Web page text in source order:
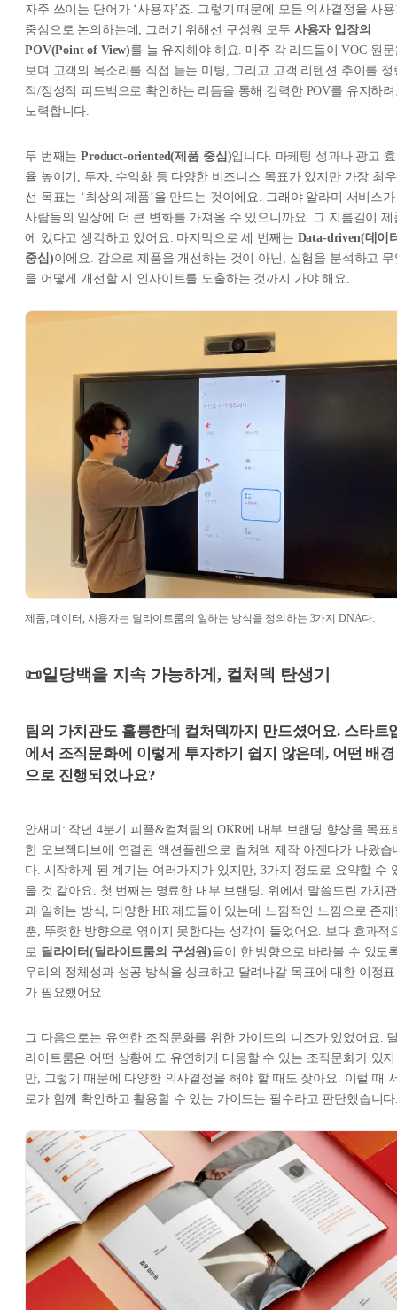
자주 쓰이는 단어가 ‘사용자’죠. 그렇기 때문에 모든 의사결정을 사
중심으로 논의하는데, 그러기 위해선 구성원 모두 사용자 입장의
POV(Point of View)를 늘 유지해야 해요. 매주 각 리드들이 VOC 원문
보며 고객의 목소리를 직접 듣는 미팅, 그리고 고객 리텐션 추이를 정
적/정성적 피드백으로 확인하는 리듬을 통해 강력한 POV를 유지하
노력합니다.
두 번째는Product-oriented(제품 중심)입니다. 마케팅 성과나 광고 효
율 높이기, 투자, 수익화 등 다양한 비즈니스 목표가 있지만 가장 최우
선 목표는 ‘최상의 제품’을 만드는 것이에요. 그래야 알라미 서비스가
사람들의 일상에 더 큰 변화를 가져올 수 있으니까요. 그 지름길이 제
에 있다고 생각하고 있어요. 마지막으로 세 번째는 Data-driven(데이
중심)이에요. 감으로 제품을 개선하는 것이 아닌, 실험을 분석하고 무
을 어떻게 개선할 지 인사이트를 도출하는 것까지 가야 해요.
제품, 데이터, 사용자는 딜라이트룸의 일하는 방식을 정의하는 3가지 DNA다.
📜일당백을 지속 가능하게, 컬처덱 탄생기
팀의 가치관도 훌륭한데 컬처덱까지 만드셨어요. 스타트
에서 조직문화에 이렇게 투자하기 쉽지 않은데, 어떤 배경
으로 진행되었나요?
안새미: 작년 4분기 피플&컬쳐팀의 OKR에 내부 브랜딩 향상을 목표
한 오브젝티브에 연결된 액션플랜으로 컬쳐덱 제작 아젠다가 나왔습
다. 시작하게 된 계기는 여러가지가 있지만, 3가지 정도로 요약할 수
을 것 같아요. 첫 번째는 명료한 내부 브랜딩. 위에서 말씀드린 가치관
과 일하는 방식, 다양한 HR 제도들이 있는데 느낌적인 느낌으로 존재
뿐, 뚜렷한 방향으로 엮이지 못한다는 생각이 들었어요. 보다 효과적
로 딜라이터(딜라이트룸의 구성원)들이 한 방향으로 바라볼 수 있도
우리의 정체성과 성공 방식을 싱크하고 달려나갈 목표에 대한 이정표
가 필요했어요.
그 다음으로는 유연한 조직문화를 위한 가이드의 니즈가 있었어요.
라이트룸은 어떤 상황에도 유연하게 대응할 수 있는 조직문화가 있지
만, 그렇기 때문에 다양한 의사결정을 해야 할 때도 잦아요. 이럴 때
로가 함께 확인하고 활용할 수 있는 가이드는 필수라고 판단했습니